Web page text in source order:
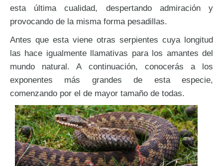
esta última cualidad, despertando admiración y
provocando de la misma forma pesadillas.
Antes que esta viene otras serpientes cuya longitud
las hace igualmente llamativas para los amantes del
mundo natural. A continuación, conocerás a los
exponentes más grandes de esta especie,
comenzando por el de mayor tamaño de todas.